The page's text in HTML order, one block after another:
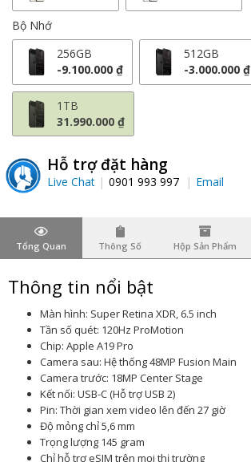
Bộ Nhớ
256GB
-9.100.000 ₫
512GB
-3.000.000 ₫
1TB
31.990.000 ₫
Hỗ trợ đặt hàng
Live Chat 0901 993 997 Email
Tổng Quan Thông Số Hộp Sản Phẩm
Thông tin nổi bật
Màn hình: Super Retina XDR, 6.5 inch
Tần số quét: 120Hz ProMotion
Chip: Apple A19 Pro
Camera sau: Hệ thống 48MP Fusion Main
Camera trước: 18MP Center Stage
Kết nối: USB-C (Hỗ trợ USB 2)
Pin: Thời gian xem video lên đến 27 giờ
Độ mỏng chỉ 5,6 mm
Trọng lượng 145 gram
Chỉ hỗ trợ eSIM trên mọi thị trường